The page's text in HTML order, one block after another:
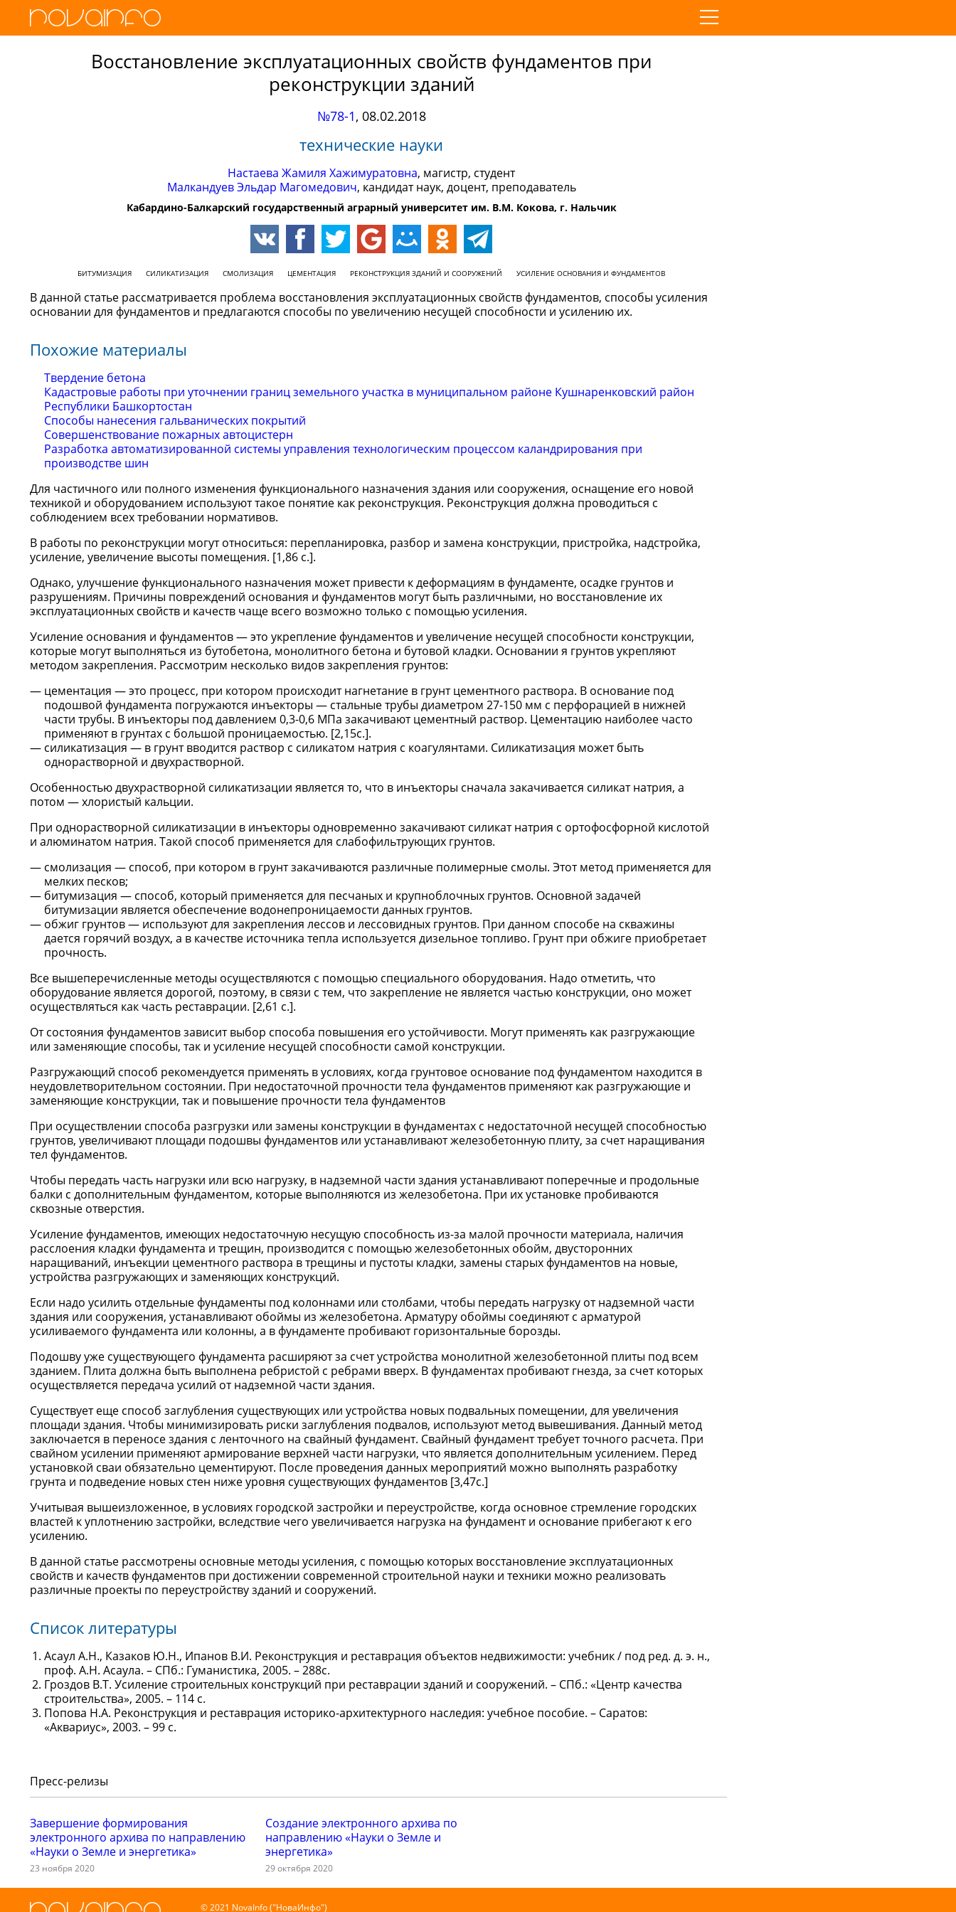
Восстановление эксплуатационных свойств фундаментов при
реконструкции зданий
№78-1, 08.02.2018
технические науки
Настаева Жамиля Хажимуратовна, магистр, студент
Малкандуев Эльдар Магомедович, кандидат наук, доцент, преподаватель
Кабардино-Балкарский государственный аграрный университет им. В.М. Кокова, г. Нальчик
БИТУМИЗАЦИЯ СИЛИКАТИЗАЦИЯ СМОЛИЗАЦИЯ ЦЕМЕНТАЦИЯ РЕКОНСТРУКЦИЯ ЗДАНИЙ И СООРУЖЕНИЙ УСИЛЕНИЕ ОСНОВАНИЯ И ФУНДАМЕНТОВ
В данной статье рассматривается проблема восстановления эксплуатационных свойств фундаментов, способы усиления
основании для фундаментов и предлагаются способы по увеличению несущей способности и усилению их.
Похожие материалы
Твердение бетона
Кадастровые работы при уточнении границ земельного участка в муниципальном районе Кушнаренковский район
Республики Башкортостан
Способы нанесения гальванических покрытий
Совершенствование пожарных автоцистерн
Разработка автоматизированной системы управления технологическим процессом каландрирования при
производстве шин
Для частичного или полного изменения функционального назначения здания или сооружения, оснащение его новой
техникой и оборудованием используют такое понятие как реконструкция. Реконструкция должна проводиться с
соблюдением всех требовании нормативов.
В работы по реконструкции могут относиться: перепланировка, разбор и замена конструкции, пристройка, надстройка,
усиление, увеличение высоты помещения. [1,86 с.].
Однако, улучшение функционального назначения может привести к деформациям в фундаменте, осадке грунтов и
разрушениям. Причины повреждений основания и фундаментов могут быть различными, но восстановление их
эксплуатационных свойств и качеств чаще всего возможно только с помощью усиления.
Усиление основания и фундаментов — это укрепление фундаментов и увеличение несущей способности конструкции,
которые могут выполняться из бутобетона, монолитного бетона и бутовой кладки. Основании я грунтов укрепляют
методом закрепления. Рассмотрим несколько видов закрепления грунтов:
цементация — это процесс, при котором происходит нагнетание в грунт цементного раствора. В основание под
подошвой фундамента погружаются инъекторы — стальные трубы диаметром 27-150 мм с перфорацией в нижней
части трубы. В инъекторы под давлением 0,3-0,6 МПа закачивают цементный раствор. Цементацию наиболее часто
применяют в грунтах с большой проницаемостью. [2,15с.].
силикатизация — в грунт вводится раствор с силикатом натрия с коагулянтами. Силикатизация может быть
однорастворной и двухрастворной.
Особенностью двухрастворной силикатизации является то, что в инъекторы сначала закачивается силикат натрия, а
потом — хлористый кальции.
При однорастворной силикатизации в инъекторы одновременно закачивают силикат натрия с ортофосфорной кислотой
и алюминатом натрия. Такой способ применяется для слабофильтрующих грунтов.
смолизация — способ, при котором в грунт закачиваются различные полимерные смолы. Этот метод применяется для
мелких песков;
битумизация — способ, который применяется для песчаных и крупноблочных грунтов. Основной задачей
битумизации является обеспечение водонепроницаемости данных грунтов.
обжиг грунтов — используют для закрепления лессов и лессовидных грунтов. При данном способе на скважины
дается горячий воздух, а в качестве источника тепла используется дизельное топливо. Грунт при обжиге приобретает
прочность.
Все вышеперечисленные методы осуществляются с помощью специального оборудования. Надо отметить, что
оборудование является дорогой, поэтому, в связи с тем, что закрепление не является частью конструкции, оно может
осуществляться как часть реставрации. [2,61 с.].
От состояния фундаментов зависит выбор способа повышения его устойчивости. Могут применять как разгружающие
или заменяющие способы, так и усиление несущей способности самой конструкции.
Разгружающий способ рекомендуется применять в условиях, когда грунтовое основание под фундаментом находится в
неудовлетворительном состоянии. При недостаточной прочности тела фундаментов применяют как разгружающие и
заменяющие конструкции, так и повышение прочности тела фундаментов
При осуществлении способа разгрузки или замены конструкции в фундаментах с недостаточной несущей способностью
грунтов, увеличивают площади подошвы фундаментов или устанавливают железобетонную плиту, за счет наращивания
тел фундаментов.
Чтобы передать часть нагрузки или всю нагрузку, в надземной части здания устанавливают поперечные и продольные
балки с дополнительным фундаментом, которые выполняются из железобетона. При их установке пробиваются
сквозные отверстия.
Усиление фундаментов, имеющих недостаточную несущую способность из-за малой прочности материала, наличия
расслоения кладки фундамента и трещин, производится с помощью железобетонных обойм, двусторонних
наращиваний, инъекции цементного раствора в трещины и пустоты кладки, замены старых фундаментов на новые,
устройства разгружающих и заменяющих конструкций.
Если надо усилить отдельные фундаменты под колоннами или столбами, чтобы передать нагрузку от надземной части
здания или сооружения, устанавливают обоймы из железобетона. Арматуру обоймы соединяют с арматурой
усиливаемого фундамента или колонны, а в фундаменте пробивают горизонтальные борозды.
Подошву уже существующего фундамента расширяют за счет устройства монолитной железобетонной плиты под всем
зданием. Плита должна быть выполнена ребристой с ребрами вверх. В фундаментах пробивают гнезда, за счет которых
осуществляется передача усилий от надземной части здания.
Существует еще способ заглубления существующих или устройства новых подвальных помещении, для увеличения
площади здания. Чтобы минимизировать риски заглубления подвалов, используют метод вывешивания. Данный метод
заключается в переносе здания с ленточного на свайный фундамент. Свайный фундамент требует точного расчета. При
свайном усилении применяют армирование верхней части нагрузки, что является дополнительным усилением. Перед
установкой сваи обязательно цементируют. После проведения данных мероприятий можно выполнять разработку
грунта и подведение новых стен ниже уровня существующих фундаментов [3,47с.]
Учитывая вышеизложенное, в условиях городской застройки и переустройстве, когда основное стремление городских
властей к уплотнению застройки, вследствие чего увеличивается нагрузка на фундамент и основание прибегают к его
усилению.
В данной статье рассмотрены основные методы усиления, с помощью которых восстановление эксплуатационных
свойств и качеств фундаментов при достижении современной строительной науки и техники можно реализовать
различные проекты по переустройству зданий и сооружений.
Список литературы
Асаул А.Н., Казаков Ю.Н., Ипанов В.И. Реконструкция и реставрация объектов недвижимости: учебник / под ред. д. э. н.,
проф. А.Н. Асаула. – СПб.: Гуманистика, 2005. – 288с.
Гроздов В.Т. Усиление строительных конструкций при реставрации зданий и сооружений. – СПб.: «Центр качества
строительства», 2005. – 114 с.
Попова Н.А. Реконструкция и реставрация историко-архитектурного наследия: учебное пособие. – Саратов:
«Аквариус», 2003. – 99 с.
Пресс-релизы
Завершение формирования
электронного архива по направлению
«Науки о Земле и энергетика»
23 ноября 2020
Создание электронного архива по
направлению «Науки о Земле и
энергетика»
29 октября 2020
© 2021 NovaInfo ("НоваИнфо")